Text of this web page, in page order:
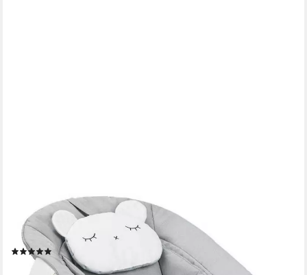
HAUCK
Hochstuhl Alpha Newborn Pre, Nature Grey, mit Newborn
Aufsatz
(16)
ab 131,74 € UVP149,90 €